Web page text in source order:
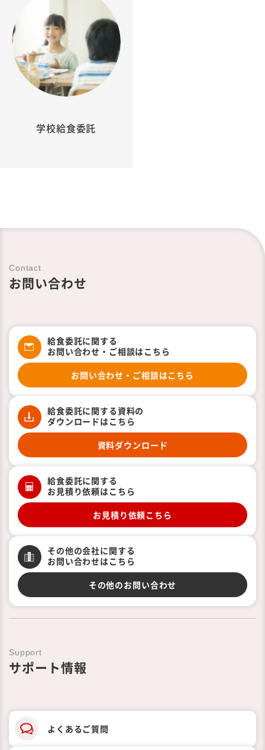
学校給食委託
Contact
お問い合わせ
給食委託に関する
お問い合わせ・ご相談はこちら
お問い合わせ・ご相談はこちら
給食委託に関する資料の
ダウンロードはこちら
資料ダウンロード
給食委託に関する
お見積り依頼はこちら
お見積り依頼こちら
その他の会社に関する
お問い合わせはこちら
その他のお問い合わせ
Support
サポート情報
よくあるご質問